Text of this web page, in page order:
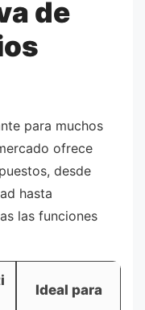
de
para muchos
ofrece
desde
hasta
las funciones
Ideal para